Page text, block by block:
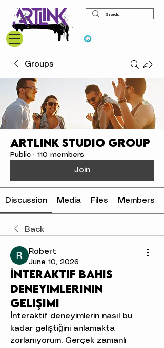
Groups
ArtLink Studio Group
Public · 110 members
Join
Discussion Media Files Members
Back
Robert
June 10, 2026
İnteraktif bahis
deneyimlerinin
gelişimi
İnteraktif deneyimlerin nasıl bu
kadar geliştiğini anlamakta
zorlanıyorum. Gerçek zamanlı